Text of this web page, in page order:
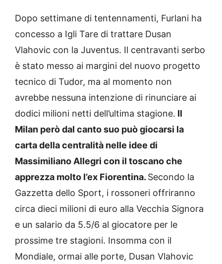
Dopo settimane di tentennamenti, Furlani ha
concesso a Igli Tare di trattare Dusan
Vlahovic con la Juventus. Il centravanti serbo
è stato messo ai margini del nuovo progetto
tecnico di Tudor, ma al momento non
avrebbe nessuna intenzione di rinunciare ai
dodici milioni netti dell’ultima stagione. Il
Milan però dal canto suo può giocarsi la
carta della centralità nelle idee di
Massimiliano Allegri con il toscano che
apprezza molto l’ex Fiorentina. Secondo la
Gazzetta dello Sport, i rossoneri offriranno
circa dieci milioni di euro alla Vecchia Signora
e un salario da 5.5/6 al giocatore per le
prossime tre stagioni. Insomma con il
Mondiale, ormai alle porte, Dusan Vlahovic